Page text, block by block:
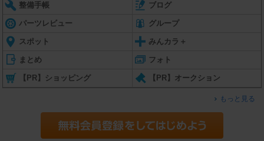
整備手帳 ブログ
パーツレビュー グループ
スポット みんカラ＋
まとめ フォト
【PR】ショッピング 【PR】オークション
もっと見る